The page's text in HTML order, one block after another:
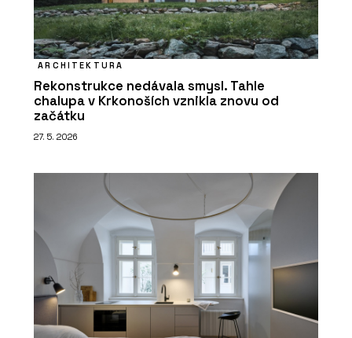
ARCHITEKTURA
Rekonstrukce nedávala smysl. Tahle
chalupa v Krkonoších vznikla znovu od
začátku
27. 5. 2026